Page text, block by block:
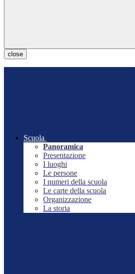
close
Scuola
Panoramica
Presentazione
I luoghi
Le persone
I numeri della scuola
Le carte della scuola
Organizzazione
La storia